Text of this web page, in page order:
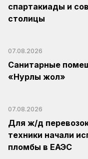
спартакиады и
столицы
07.08.2026
Санитарные
«Нурлы жол»
07.08.2026
Для ж/д
техники начали
пломбы в ЕАЭС